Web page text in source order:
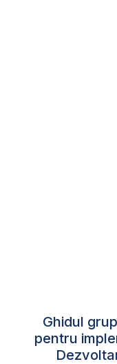
Ghidul
pentru